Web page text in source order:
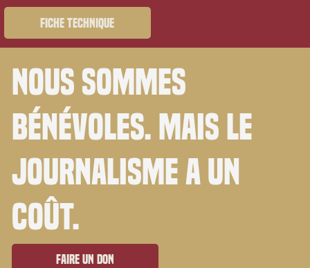
Fiche technique
Nous sommes
bénévoles. Mais le
journalisme a un
coût.
Faire un don